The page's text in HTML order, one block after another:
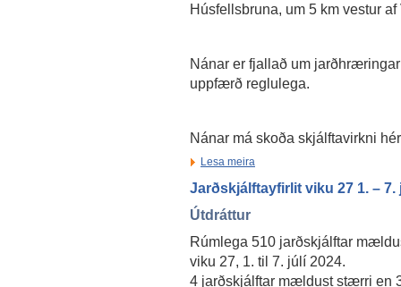
Húsfellsbruna, um 5 km vestur
Nánar er fjallað um
uppfærð reglulega.
Nánar má skoða skjálftavirkni
Lesa meira
Jarðskjálftayfirlit viku 27 1. – 7.
Útdráttur
Rúmlega 510 jarðskjálftar
viku 27, 1. til 7. júlí 2024.
4 jarðskjálftar mældust stærri en